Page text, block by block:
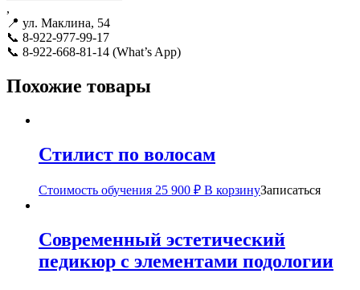
,
📍 ул. Маклина, 54
📞 8-922-977-99-17
📞 8-922-668-81-14 (What’s App)
Похожие товары
Стилист по волосам
Стоимость обучения 25 900 ₽ В корзинуЗаписаться
Современный эстетический
педикюр с элементами подологии